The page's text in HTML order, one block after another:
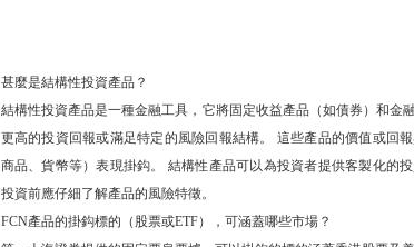
甚麼是結構性投資產品？
結構性投資產品是一種金融工具，它將固定收益產品（如債券）和金
更高的投資回報或滿足特定的風險回報結構。
這些產品的價值或回
商品、貨幣等）表現掛鈎。
結構性產品可以為投資者提供客製化的
投資前應仔細了解產品的風險特徵。
FCN產品的掛鈎標的（股票或ETF），可涵蓋哪些市場？